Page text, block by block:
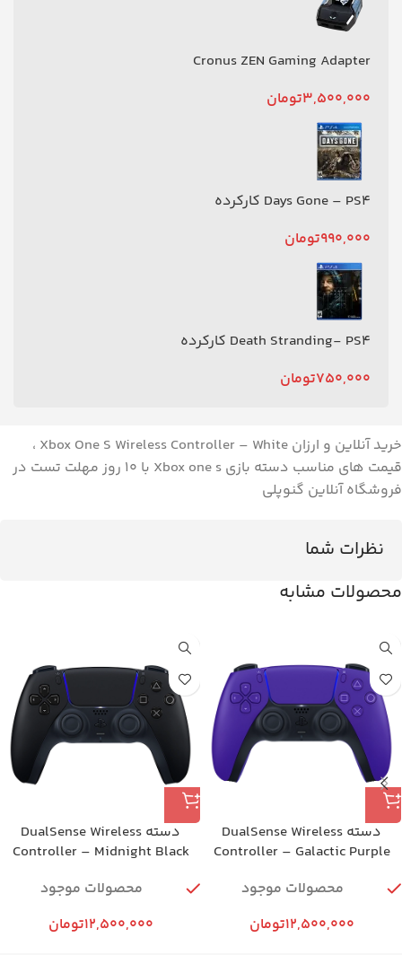
Cronus ZEN Gaming Adapter
3,500,000تومان
Days Gone – PS4 کارکرده
990,000تومان
Death Stranding- PS4 کارکرده
750,000تومان
خرید آنلاین و ارزان Xbox One S Wireless Controller – White ،
قیمت های مناسب دسته بازی Xbox one s با ۱۰ روز مهلت تست در
فروشگاه آنلاین گنوپلی
نظرات شما
محصولات مشابه
دسته DualSense Wireless
Controller – Galactic Purple
محصولات موجود
12,500,000تومان
دسته DualSense Wireless
Controller – Midnight Black
محصولات موجود
12,500,000تومان